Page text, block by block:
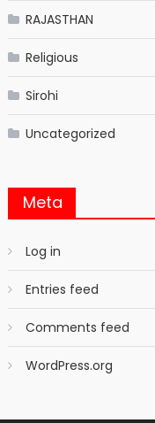
RAJASTHAN
Religious
Sirohi
Uncategorized
Meta
Log in
Entries feed
Comments feed
WordPress.org